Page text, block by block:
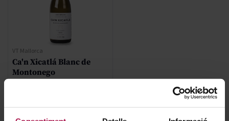
VT Mallorca
Ca'n Xicatlá Blanc de
Montonego
91Pa